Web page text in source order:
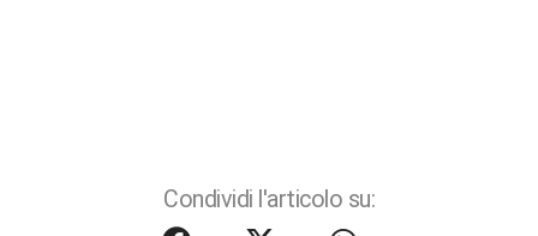
Condividi l'articolo su: